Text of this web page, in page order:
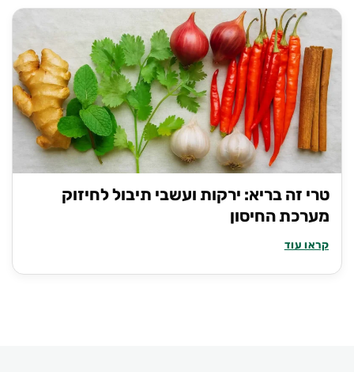
טרי זה בריא: ירקות ועשבי תיבול לחיזוק
מערכת החיסון
קראו עוד